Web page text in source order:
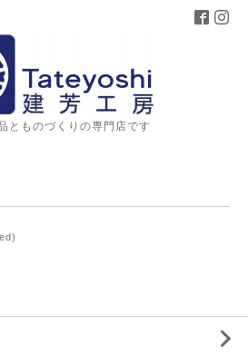
とものづくりの専門店です